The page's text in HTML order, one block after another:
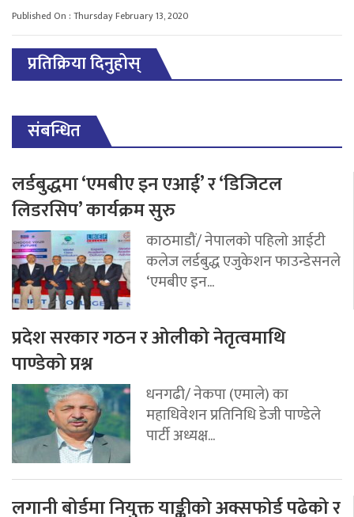
Published On : Thursday February 13, 2020
प्रतिक्रिया दिनुहोस्
संबन्धित
लर्डबुद्धमा ‘एमबीए इन एआई’ र ‘डिजिटल
लिडरसिप’ कार्यक्रम सुरु
काठमाडौं/ नेपालको पहिलो आईटी
कलेज लर्डबुद्ध एजुकेशन फाउन्डेसनले
‘एमबीए इन...
प्रदेश सरकार गठन र ओलीको नेतृत्वमाथि
पाण्डेको प्रश्न
धनगढी/ नेकपा (एमाले) का
महाधिवेशन प्रतिनिधि डेजी पाण्डेले
पार्टी अध्यक्ष...
लगानी बोर्डमा नियुक्त याङ्कीको अक्सफोर्ड पढेको र